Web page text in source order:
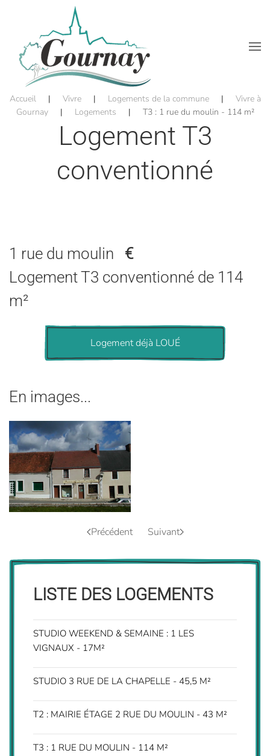
Accéder au contenu principal
Accueil Vivre Logements de la commune
Vivre à
Gournay
Logements T3 : 1 rue du moulin - 114 m²
Logement T3
conventionné
1 rue du moulin €
Logement T3 conventionné de 114
m²
Logement déjà LOUÉ
En images...
voir
Précédent Suivant
LISTE DES LOGEMENTS
STUDIO WEEKEND & SEMAINE : 1 LES
VIGNAUX - 17M²
STUDIO 3 RUE DE LA CHAPELLE - 45,5 M²
T2 : MAIRIE ÉTAGE 2 RUE DU MOULIN - 43 M²
T3 : 1 RUE DU MOULIN - 114 M²